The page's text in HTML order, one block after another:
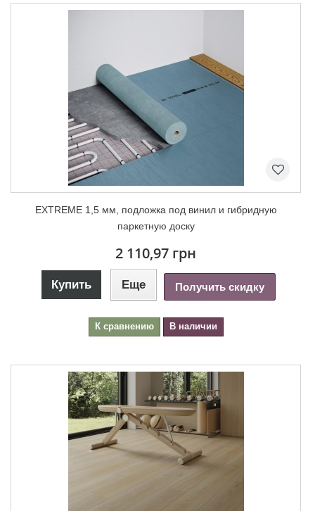
EXTREME 1,5 мм, подложка под винил и гибридную
паркетную доску
2 110,97 грн
Купить Еще Получить скидку
К сравнению В наличии